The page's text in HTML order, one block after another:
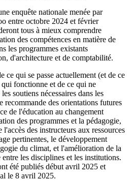
enquête nationale menée par
entre octobre 2024 et février
tous à mieux comprendre
des compétences en matière de
les programmes existants
d'architecture et de comptabilité.
ce qui se passe actuellement (et de ce
qui fonctionne et de ce qui ne
soutiens nécessaires dans les
des orientations futures
de l'éducation au changement
des programmes et la pédagogie,
des instructeurs aux ressources
pertinentes, le développement
du climat, et l'amélioration de la
les disciplines et les institutions.
été publiés début avril 2025 et
le 8 avril 2025.